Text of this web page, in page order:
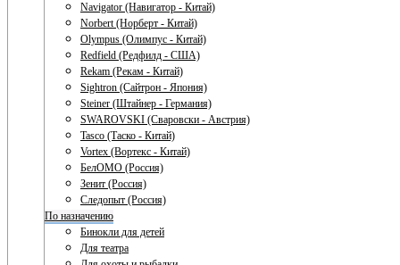
Navigator (Навигатор - Китай)
Norbert (Норберт - Китай)
Olympus (Олимпус - Китай)
Redfield (Редфилд - США)
Rekam (Рекам - Китай)
Sightron (Сайтрон - Япония)
Steiner (Штайнер - Германия)
SWAROVSKI (Сваровски - Австрия)
Tasco (Таско - Китай)
Vortex (Вортекс - Китай)
БелОМО (Россия)
Зенит (Россия)
Следопыт (Россия)
По назначению
Бинокли для детей
Для театра